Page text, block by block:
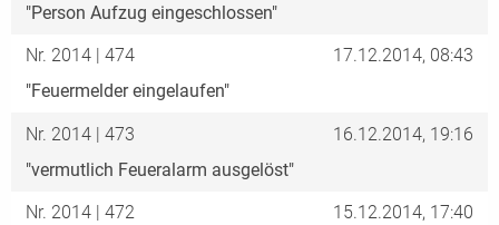
"Person Aufzug eingeschlossen"
Nr. 2014 | 474
"Feuermelder eingelaufen"
17.12.2014, 08:43
Nr. 2014 | 473
"vermutlich Feueralarm ausgelöst"
16.12.2014, 19:16
Nr. 2014 | 472
15.12.2014, 17:40